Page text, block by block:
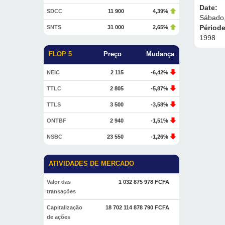
SDCC 11 900 4,39%
SNTS 31 000 2,65%
FLOP 5 Preço Mudança
NEIC 2 115 -6,42%
TTLC 2 805 -5,87%
TTLS 3 500 -3,58%
ONTBF 2 940 -1,51%
NSBC 23 550 -1,26%
ATIVIDADES DE MERCADO
Valor das
transações
1 032 875 978 FCFA
Capitalização
de ações
18 702 114 878 790 FCFA
Date:
1998